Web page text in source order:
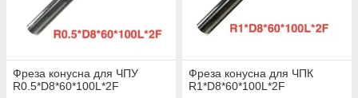
Фреза конусна для ЧПУ
R0.5*D8*60*100L*2F
Фреза конусна для ЧПК
R1*D8*60*100L*2F